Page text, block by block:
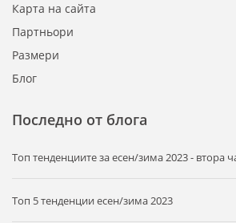
Карта на сайта
Партньори
Размери
Блог
Последно от блога
Tоп тенденциите за есен/зима 2023 - втора
Топ 5 тенденции есен/зима 2023